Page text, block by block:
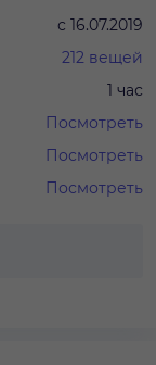
с 16.07.2019
212 вещей
1 час
Посмотреть
Посмотреть
Посмотреть